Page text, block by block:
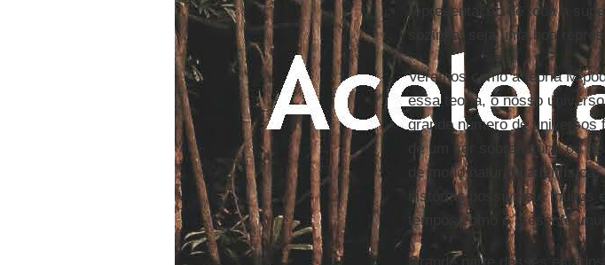
representação de toda a
sozinha, seja uma boa
Veremos como a teoria M
essa teoria, o nosso
grande número de universos
de um ser sobrenatural ou
de modo natural da lei
histórias possíveis e muitos
tempos como o presente,